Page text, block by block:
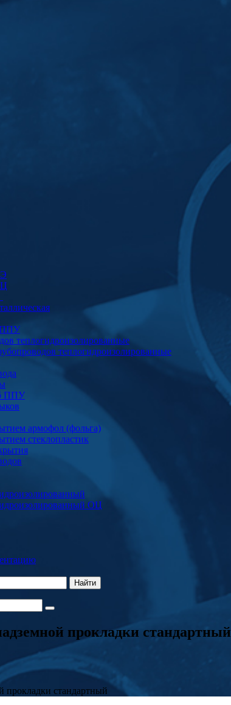
ППУ
теплогидроизолированные
теплогидроизолированные
ППУ
армофол (фольга)
стеклопластик
ОЦ
Найти
прокладки стандартный
стандартный